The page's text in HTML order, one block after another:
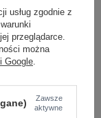
usług zgodnie z
przeglądarce.
można
Google.
Zawsze
aktywne